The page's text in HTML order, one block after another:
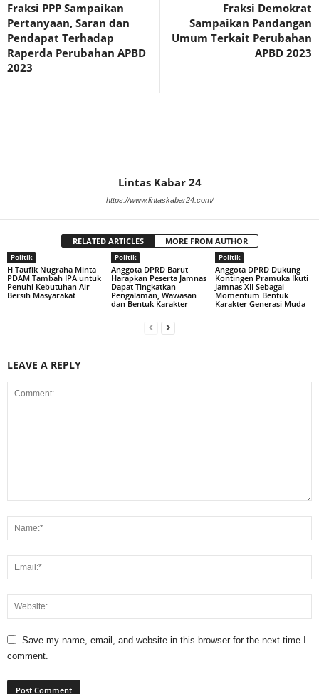
Fraksi PPP Sampaikan
Pertanyaan, Saran dan
Pendapat Terhadap
Raperda Perubahan APBD
2023
Fraksi Demokrat
Sampaikan Pandangan
Umum Terkait Perubahan
APBD 2023
Lintas Kabar 24
https://www.lintaskabar24.com/
RELATED ARTICLES MORE FROM AUTHOR
Politik
H Taufik Nugraha Minta
PDAM Tambah IPA untuk
Penuhi Kebutuhan Air
Bersih Masyarakat
Politik
Anggota DPRD Barut
Harapkan Peserta Jamnas
Dapat Tingkatkan
Pengalaman, Wawasan
dan Bentuk Karakter
Politik
Anggota DPRD Dukung
Kontingen Pramuka Ikuti
Jamnas XII Sebagai
Momentum Bentuk
Karakter Generasi Muda
LEAVE A REPLY
Save my name, email, and website in this browser for the next time I
comment.